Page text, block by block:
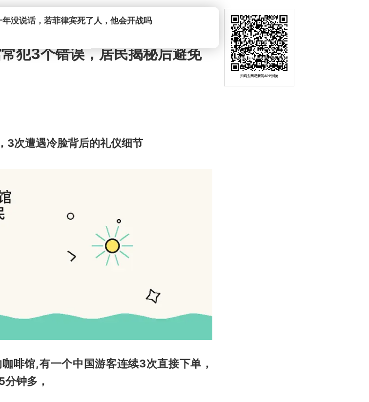
没说话，若菲律宾死了人，他会开战吗
犯3个错误，居民揭秘后避免
3次遭遇冷脸背后的礼仪细节
啡馆,有一个中国游客连续3次直接下单，
钟多，
扫码去网易新闻APP浏览